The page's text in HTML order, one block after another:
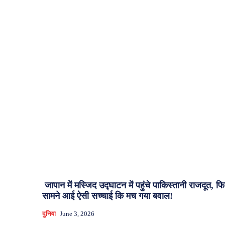
जापान में मस्जिद उद्घाटन में पहुंचे पाकिस्तानी राजदूत,
सामने आई ऐसी सच्चाई कि मच गया बवाल!
दुनिया June 3, 2026